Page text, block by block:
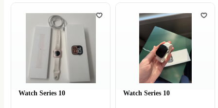
Watch Series 10 Watch Series 10